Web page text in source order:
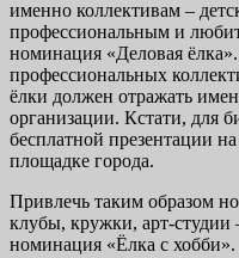
именно коллективам –
профессиональным и
номинация «Деловая
профессиональных
ёлки должен отражать
организации. Кстати, для
бесплатной презентации
площадке города.
Привлечь таким образом
клубы, кружки, арт-студии
номинация «Ёлка с хобби».